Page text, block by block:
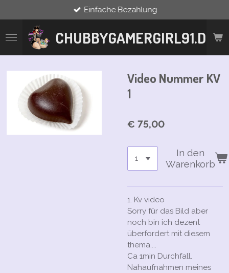
Hauptinhalt
springen
CHUBBYGAMERGIRL91.DE
Einfache Bezahlung
Video Nummer KV
1
€ 75,00
In den
Warenkorb
1. Kv video
Sorry für das Bild aber
noch bin ich dezent
überfordert mit diesem
thema....
Ca 1min Durchfall.
Nahaufnahmen meines